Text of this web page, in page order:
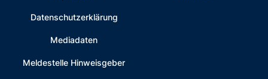
Datenschutzerklärung
Mediadaten
Meldestelle Hinweisgeber